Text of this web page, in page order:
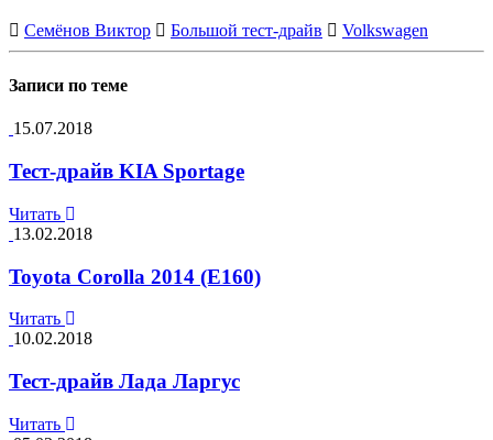
Семёнов Виктор Большой тест-драйв Volkswagen
Записи по теме
15.07.2018
Тест-драйв KIA Sportage
Читать
13.02.2018
Toyota Corolla 2014 (E160)
Читать
10.02.2018
Тест-драйв Лада Ларгус
Читать